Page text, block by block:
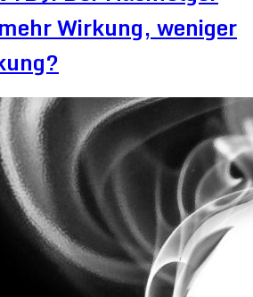
Wirkung, weniger